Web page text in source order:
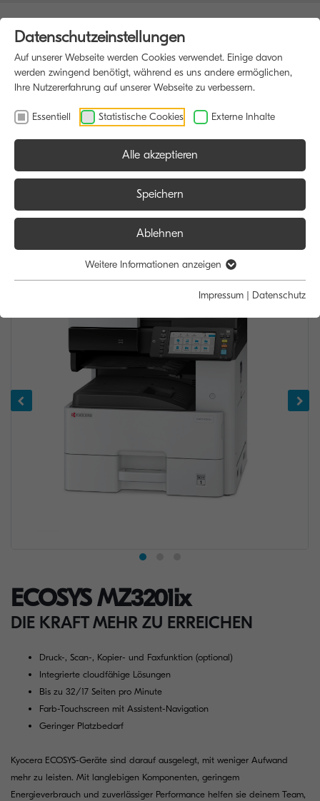
ECOSYS MZ3201ix
DIE KRAFT MEHR ZU ERREICHEN
Druck-, Scan-, Kopier- und Faxfunktion (optional)
Integrierte cloudfähige Lösungen
Bis zu 32/17 Seiten pro Minute
Farb-Touchscreen mit Assistent-Navigation
Geringer Platzbedarf
Kyocera ECOSYS-Geräte sind darauf ausgelegt, mit weniger Aufwand
mehr zu leisten. Mit langlebigen Komponenten, geringem
Energieverbrauch und zuverlässiger Performance helfen sie deinem Team,
Datenschutzeinstellungen
Auf unserer Webseite werden Cookies verwendet. Einige davon
werden zwingend benötigt, während es uns andere ermöglichen,
Ihre Nutzererfahrung auf unserer Webseite zu verbessern.
Essentiell Statistische Cookies Externe Inhalte
Alle akzeptieren
Speichern
Ablehnen
Weitere Informationen anzeigen
Impressum | Datenschutz